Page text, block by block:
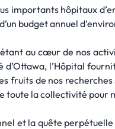
importants hôpitaux
budget annuel
au cœur de nos
l’Hôpital
fruits de nos
toute la collectivité pour
et la quête